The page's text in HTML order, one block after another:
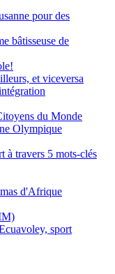
pour des
bâtisseuse de
et viceversa
du Monde
Olympique
à travers 5 mots-clés
d'Afrique
sport